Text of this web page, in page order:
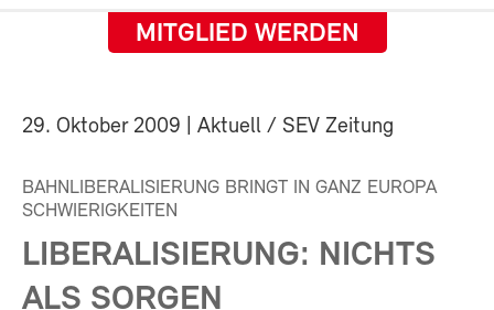
MITGLIED WERDEN
29. Oktober 2009 | Aktuell / SEV Zeitung
BAHNLIBERALISIERUNG BRINGT IN GANZ EUROPA
SCHWIERIGKEITEN
LIBERALISIERUNG: NICHTS
ALS SORGEN